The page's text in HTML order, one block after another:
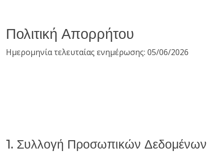
Πολιτική Απορρήτου
Ημερομηνία τελευταίας ενημέρωσης: 05/06/2026
1. Συλλογή Προσωπικών Δεδομένων